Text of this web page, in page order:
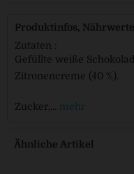
Produktinfos,
Zutaten :
Gefüllte weiße
Zitronencreme (40 %).
Zucker,... mehr
Ähnliche Artikel